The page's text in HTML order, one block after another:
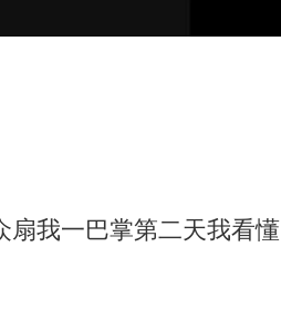
无影响
得更加坚强有力？
扇我一巴掌第二天我看懂